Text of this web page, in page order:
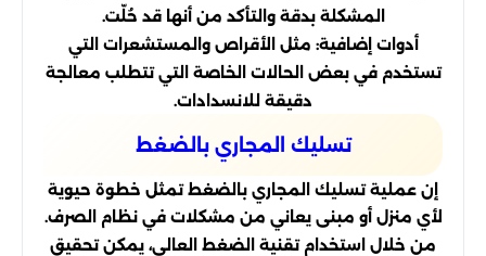
المشكلة بدقة والتأكد من أنها قد حُلّت.
أدوات إضافية: مثل الأقراص والمستشعرات التي
تستخدم في بعض الحالات الخاصة التي تتطلب معالجة
دقيقة للانسدادات.
تسليك المجاري بالضغط
إن عملية تسليك المجاري بالضغط تمثل خطوة حيوية
لأي منزل أو مبنى يعاني من مشكلات في نظام الصرف.
من خلال استخدام تقنية الضغط العالي، يمكن تحقيق